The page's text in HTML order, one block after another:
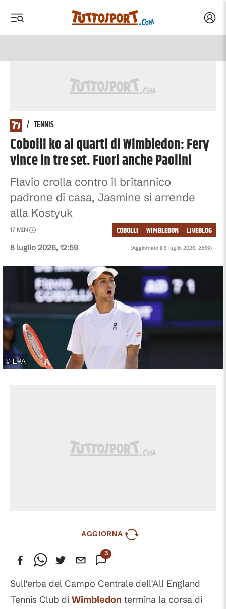
/ TENNIS
Cobolli ko ai quarti di Wimbledon: Fery
vince in tre set. Fuori anche Paolini
Flavio crolla contro il britannico
padrone di casa, Jasmine si arrende
alla Kostyuk
8 luglio 2026, 12:59 (Aggiornato il 8 luglio 2026, 21:59)
17 MIN LIVEBLOG
WIMBLEDON
COBOLLI
© EPA
AGGIORNA
3
Sull'erba del Campo Centrale dell'All England
Tennis Club di Wimbledon termina la corsa di